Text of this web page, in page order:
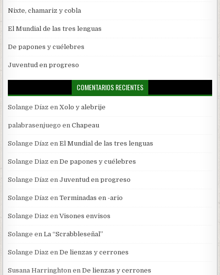
Nixte, chamariz y cobla
El Mundial de las tres lenguas
De papones y cuélebres
Juventud en progreso
COMENTARIOS RECIENTES
Solange Díaz enXolo y alebrije
palabrasenjuego enChapeau
Solange Díaz enEl Mundial de las tres lenguas
Solange Diaz enDe papones y cuélebres
Solange Díaz enJuventud en progreso
Solange Díaz enTerminadas en -ario
Solange Diaz enVisones envisos
Solange enLa “Scrabbleseñal”
Solange Diaz enDe lienzas y cerrones
Susana Harringhton enDe lienzas y cerrones